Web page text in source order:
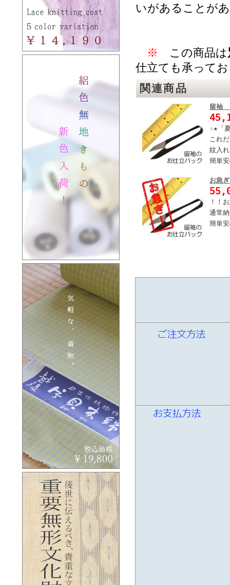
いがあることが
※ この商品は
仕立ても承って
関連商品
留袖
☆★「
これ
紋入
簡単
お急
！！
通常
簡単